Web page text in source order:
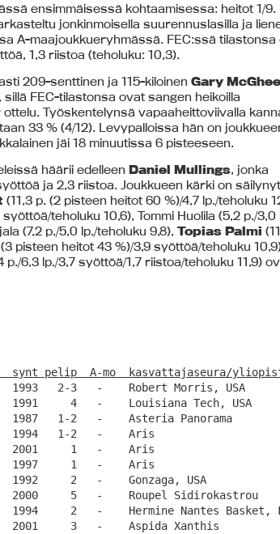
ensimmäisessä kohtaamisessa: heitot 1/9.
jonkinmoisella suurennuslasilla ja
A-maajoukkueryhmässä. FEC:ssä tilastonsa
1,3 riistoa (teholuku: 10,3).
209-senttinen ja 115-kiloinenGary McGhee
FEC-tilastonsa ovat sangen heikoilla
Työskentelynsä vapaaheittoviivalla
33 % (4/12). Levypalloissa hän on
jäi 18 minuutissa 6 pisteeseen.
häärii edelleenDaniel Mullings, jonka
ja 2,3 riistoa. Joukkueen kärki on
(11,3 p. (2 pisteen heitot 60 %)/4,7 lp./teholuku
teholuku 10,6), Tommi Huolila (5,2 p./3,0
(7,2 p./5,0 lp./teholuku 9,8),Topias Palmi
(3 pisteen heitot 43 %)/3,9 syöttöä/teholuku
6,3 lp./3,7 syöttöä/1,7 riistoa/teholuku 11,9)
A-mo  kasvattajaseura/
1993   2-3   -    Robert Morris, USA
1991     4   -    Louisiana Tech, USA
1-2   -    Asteria Panorama
1994   1-2   -    Aris
2001     1   -    Aris
1997     1   -    Aris
2   -    Gonzaga, USA
2000     5   -    Roupel Sidirokastrou
2   -    Hermine Nantes Basket,
3   -    Aspida Xanthis